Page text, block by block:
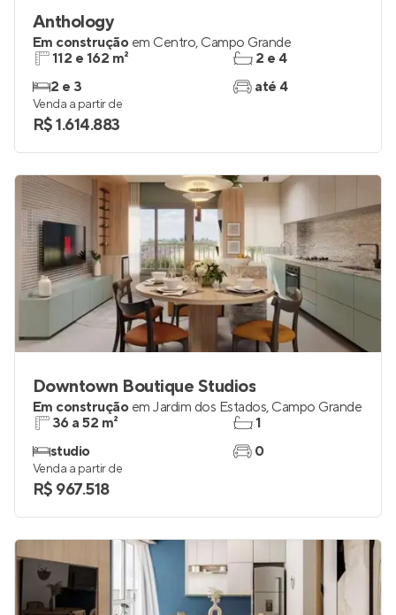
Anthology
Em construção em Centro, Campo Grande
112 e 162 m²
2 e 3
2 e 4
até 4
Venda a partir de
R$ 1.614.883
Downtown Boutique Studios
Em construção em Jardim dos Estados, Campo Grande
36 a 52 m²
studio
1
0
Venda a partir de
R$ 967.518